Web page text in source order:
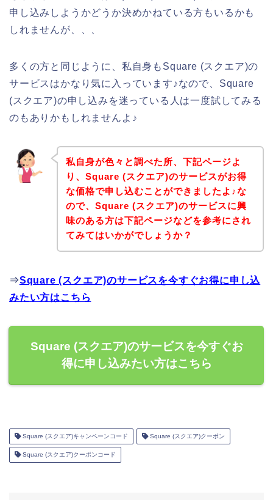
申し込みしようかどうか決めかねている方もいるかも
しれませんが、、、
多くの方と同じように、私自身もSquare (スクエア)の
サービスはかなり気に入っています♪なので、Square
(スクエア)の申し込みを迷っている人は一度試してみる
のもありかもしれませんよ♪
私自身が色々と調べた所、下記ページよ
り、Square (スクエア)のサービスがお得
な価格で申し込むことができましたよ♪な
ので、Square (スクエア)のサービスに興
味のある方は下記ページなどを参考にされ
てみてはいかがでしょうか？
⇒Square (スクエア)のサービスを今すぐお得に申し込
みたい方はこちら
Square (スクエア)のサービスを今すぐお
得に申し込みたい方はこちら
Square (スクエア)キャンペーンコード Square (スクエア)クーポン
Square (スクエア)クーポンコード